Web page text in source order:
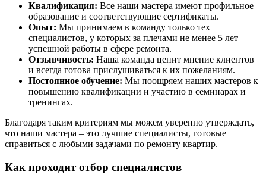
Квалификация: Все наши мастера имеют профильное
образование и соответствующие сертификаты.
Опыт: Мы принимаем в команду только тех
специалистов, у которых за плечами не менее 5 лет
успешной работы в сфере ремонта.
Отзывчивость: Наша команда ценит мнение клиентов
и всегда готова прислушиваться к их пожеланиям.
Постоянное обучение: Мы поощряем наших мастеров к
повышению квалификации и участию в семинарах и
тренингах.
Благодаря таким критериям мы можем уверенно утверждать,
что наши мастера – это лучшие специалисты, готовые
справиться с любыми задачами по ремонту квартир.
Как проходит отбор специалистов